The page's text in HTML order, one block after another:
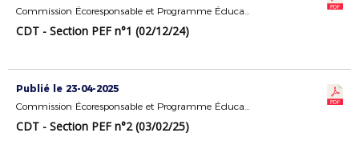
Commission Écoresponsable et Programme Éducatif Fédéral
CDT - Section PEF n°1 (02/12/24)
Publié le 23-04-2025
Commission Écoresponsable et Programme Éducatif Fédéral
CDT - Section PEF n°2 (03/02/25)